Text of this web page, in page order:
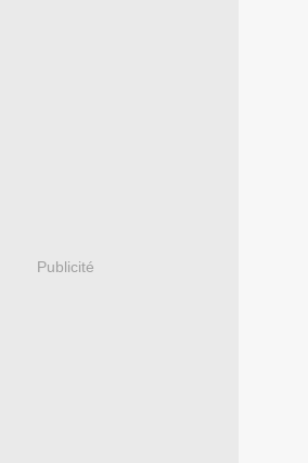
Publicité